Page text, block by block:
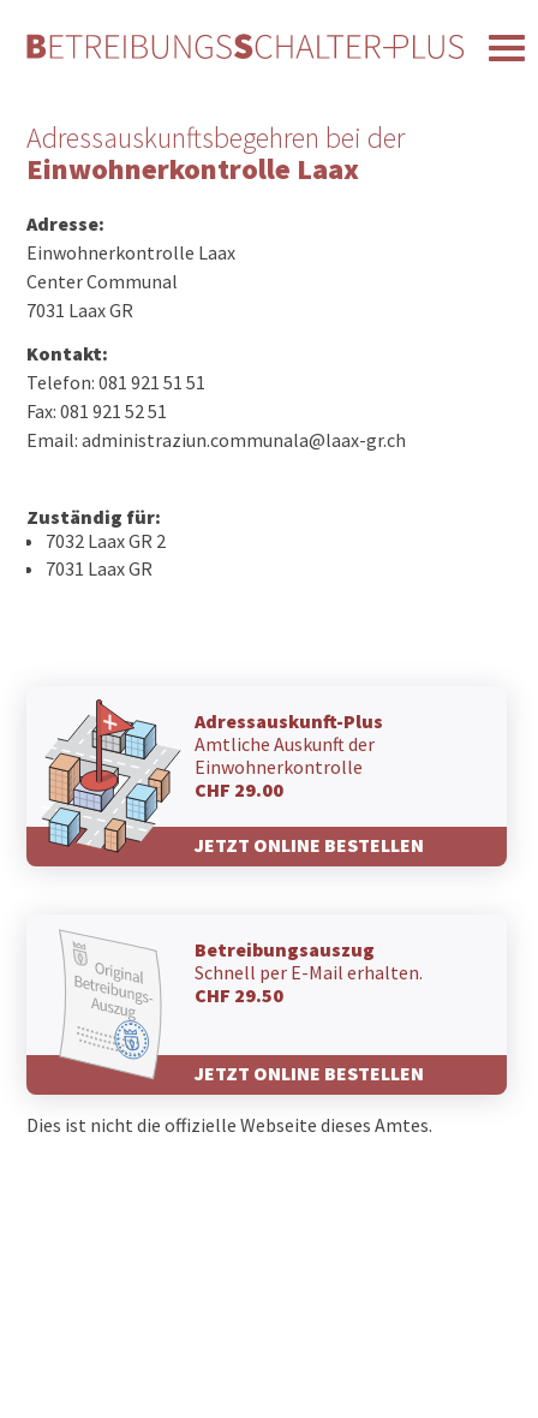
Adressauskunftsbegehren bei der
Einwohnerkontrolle Laax
Adresse:
Einwohnerkontrolle Laax
Center Communal
7031 Laax GR
Kontakt:
Telefon: 081 921 51 51
Fax: 081 921 52 51
Email: administraziun.communala@laax-gr.ch
Zuständig für:
7032 Laax GR 2
7031 Laax GR
Adressauskunft-Plus
Amtliche Auskunft der
Einwohnerkontrolle
CHF 29.00
JETZT ONLINE BESTELLEN
Betreibungsauszug
Schnell per E-Mail erhalten.
CHF 29.50
JETZT ONLINE BESTELLEN
Dies ist nicht die offizielle Webseite dieses Amtes.